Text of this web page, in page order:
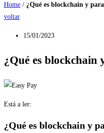
Home / ¿Qué es blockchain y
voltar
15/01/2023
¿Qué es blockchain
Está a ler:
¿Qué es blockchain y